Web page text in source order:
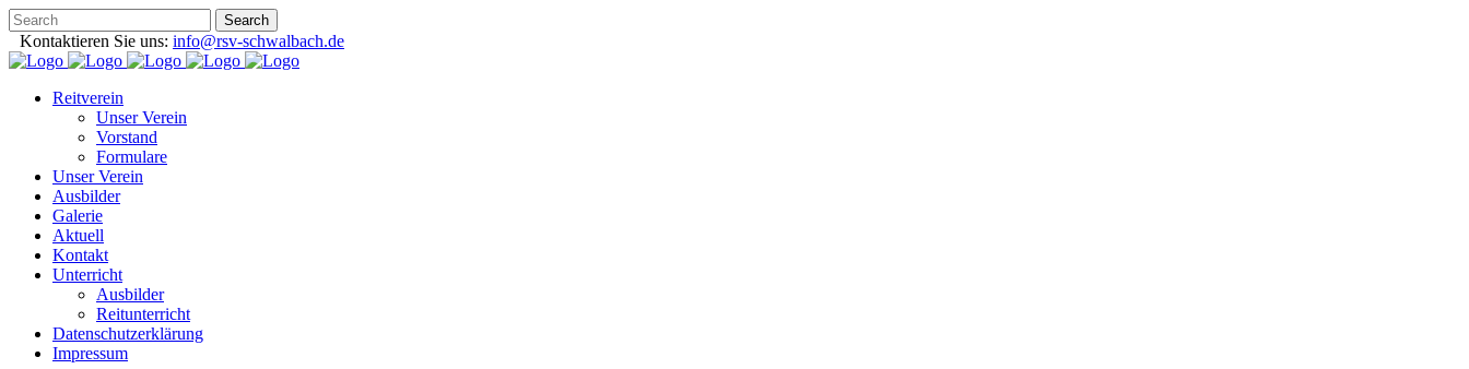
Kontaktieren Sie uns: info@rsv-schwalbach.de
Reitverein
Unser Verein
Vorstand
Formulare
Unser Verein
Ausbilder
Galerie
Aktuell
Kontakt
Unterricht
Ausbilder
Reitunterricht
Datenschutzerklärung
Impressum